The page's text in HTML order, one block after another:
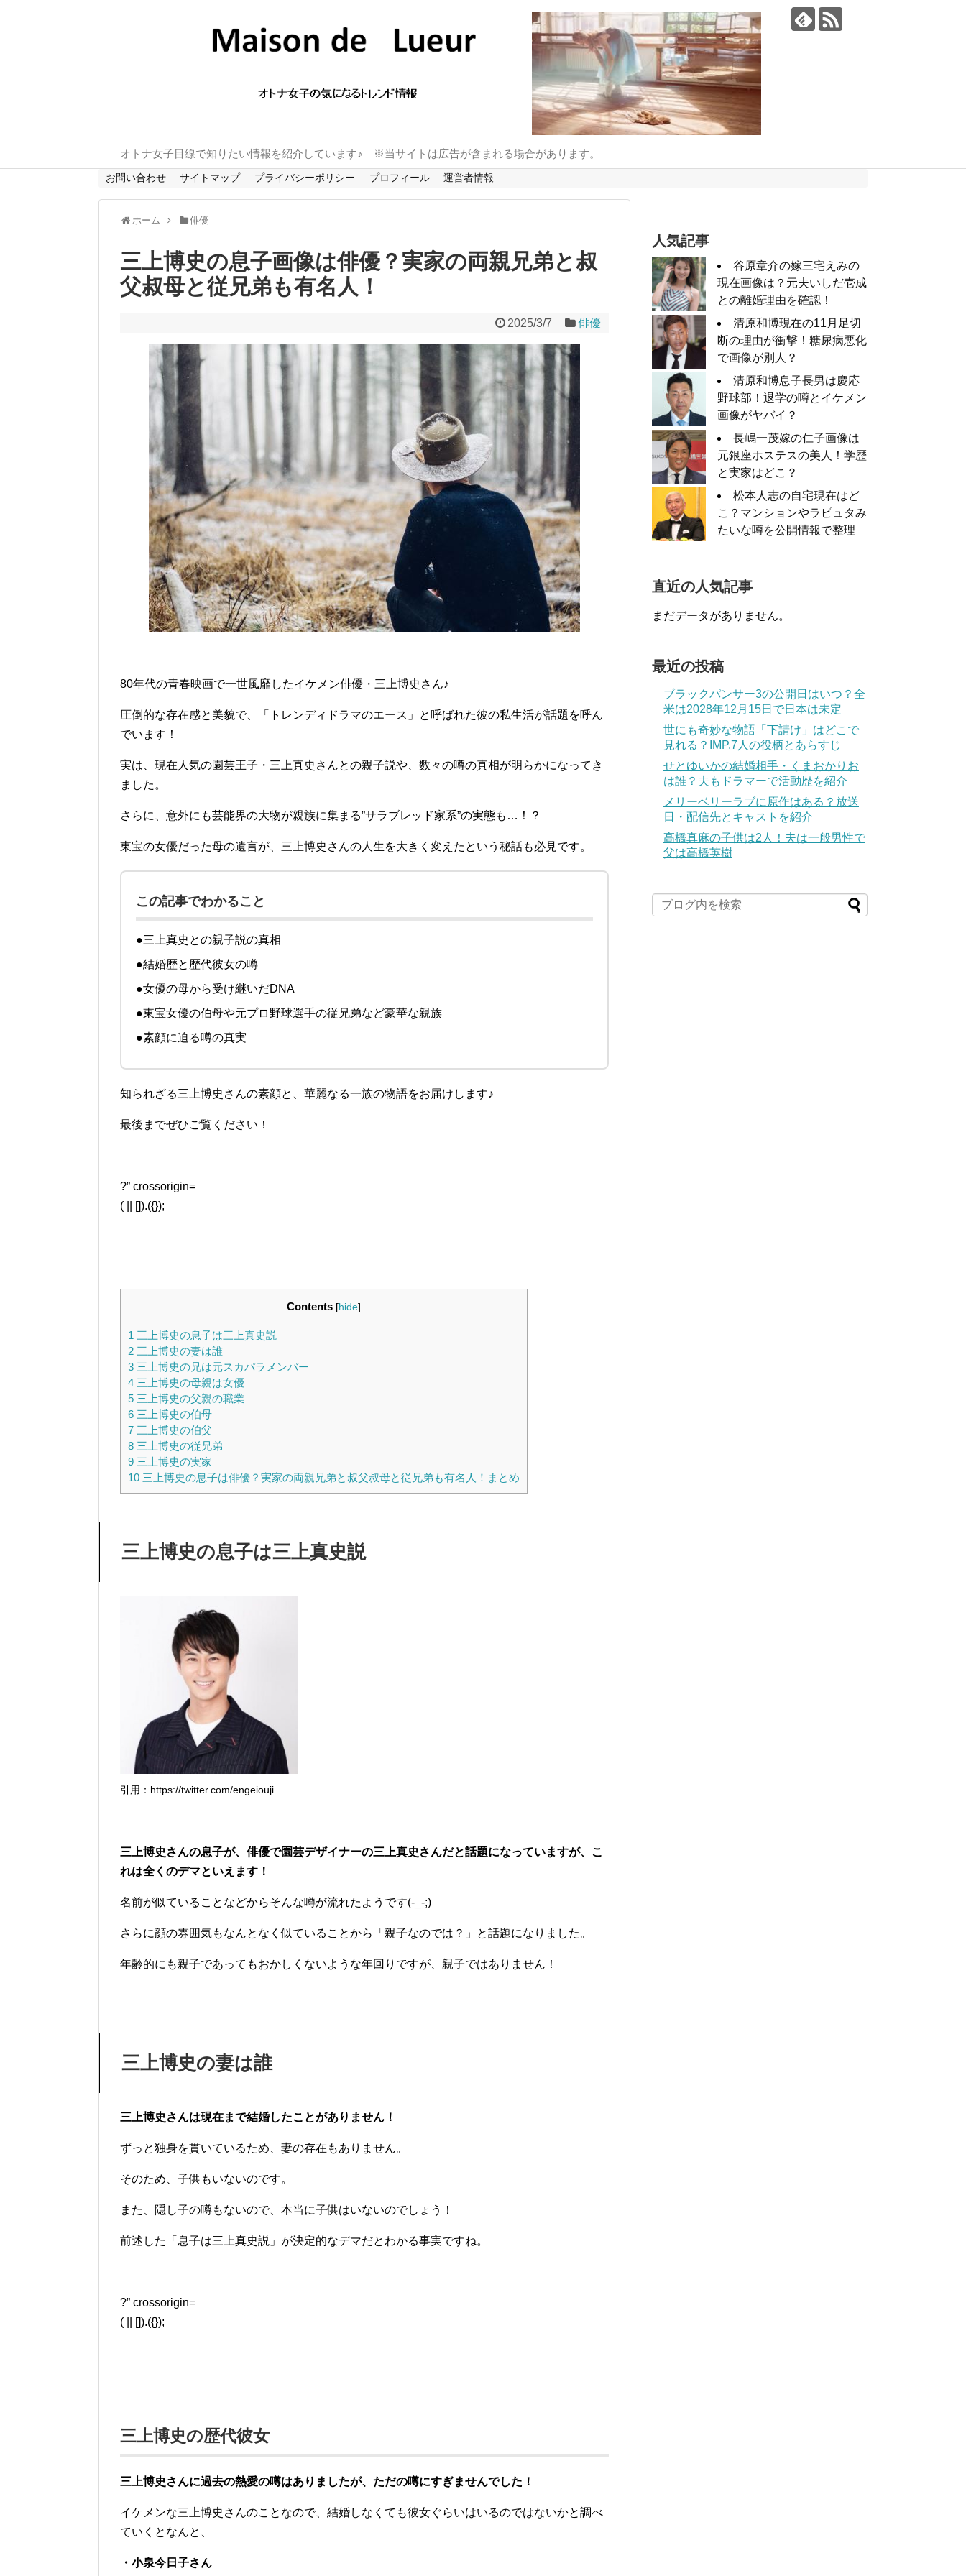
オトナ女子目線で知りたい情報を紹介しています♪ ※当サイトは広告が含まれる場合があります。
お問い合わせ サイトマップ プライバシーポリシー プロフィール 運営者情報
ホーム 俳優
三上博史の息子画像は俳優？実家の両親兄弟と叔
父叔母と従兄弟も有名人！
2025/3/7 俳優
80年代の青春映画で一世風靡したイケメン俳優・三上博史さん♪
圧倒的な存在感と美貌で、「トレンディドラマのエース」と呼ばれた彼の私生活が話題を呼ん
でいます！
実は、現在人気の園芸王子・三上真史さんとの親子説や、数々の噂の真相が明らかになってき
ました。
さらに、意外にも芸能界の大物が親族に集まる”サラブレッド家系”の実態も…！？
東宝の女優だった母の遺言が、三上博史さんの人生を大きく変えたという秘話も必見です。
この記事でわかること
●三上真史との親子説の真相
●結婚歴と歴代彼女の噂
●女優の母から受け継いだDNA
●東宝女優の伯母や元プロ野球選手の従兄弟など豪華な親族
●素顔に迫る噂の真実
知られざる三上博史さんの素顔と、華麗なる一族の物語をお届けします♪
最後までぜひご覧ください！
?” crossorigin=
( || []).({});
Contents [hide]
1 三上博史の息子は三上真史説
2 三上博史の妻は誰
3 三上博史の兄は元スカパラメンバー
4 三上博史の母親は女優
5 三上博史の父親の職業
6 三上博史の伯母
7 三上博史の伯父
8 三上博史の従兄弟
9 三上博史の実家
10 三上博史の息子は俳優？実家の両親兄弟と叔父叔母と従兄弟も有名人！まとめ
三上博史の息子は三上真史説
引用：https://twitter.com/engeiouji
三上博史さんの息子が、俳優で園芸デザイナーの三上真史さんだと話題になっていますが、こ
れは全くのデマといえます！
名前が似ていることなどからそんな噂が流れたようです(-_-;)
さらに顔の雰囲気もなんとなく似ていることから「親子なのでは？」と話題になりました。
年齢的にも親子であってもおかしくないような年回りですが、親子ではありません！
三上博史の妻は誰
三上博史さんは現在まで結婚したことがありません！
ずっと独身を貫いているため、妻の存在もありません。
そのため、子供もいないのです。
また、隠し子の噂もないので、本当に子供はいないのでしょう！
前述した「息子は三上真史説」が決定的なデマだとわかる事実ですね。
?” crossorigin=
( || []).({});
三上博史の歴代彼女
三上博史さんに過去の熱愛の噂はありましたが、ただの噂にすぎませんでした！
イケメンな三上博史さんのことなので、結婚しなくても彼女ぐらいはいるのではないかと調べ
ていくとなんと、
・小泉今日子さん
人気記事
谷原章介の嫁三宅えみの
現在画像は？元夫いしだ壱成
との離婚理由を確認！
清原和博現在の11月足切
断の理由が衝撃！糖尿病悪化
で画像が別人？
清原和博息子長男は慶応
野球部！退学の噂とイケメン
画像がヤバイ？
長嶋一茂嫁の仁子画像は
元銀座ホステスの美人！学歴
と実家はどこ？
松本人志の自宅現在はど
こ？マンションやラピュタみ
たいな噂を公開情報で整理
直近の人気記事
まだデータがありません。
最近の投稿
ブラックパンサー3の公開日はいつ？全
米は2028年12月15日で日本は未定
世にも奇妙な物語「下請け」はどこで
見れる？IMP.7人の役柄とあらすじ
せとゆいかの結婚相手・くまおかりお
は誰？夫もドラマーで活動歴を紹介
メリーベリーラブに原作はある？放送
日・配信先とキャストを紹介
高橋真麻の子供は2人！夫は一般男性で
父は高橋英樹